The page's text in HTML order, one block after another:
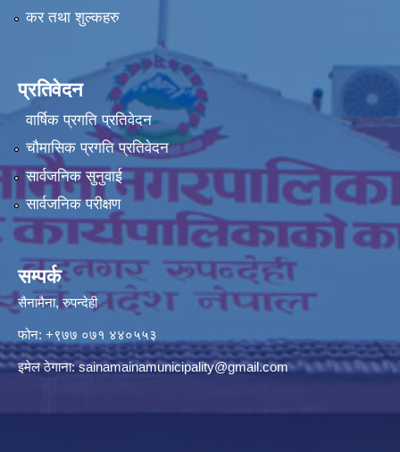
कर तथा शुल्कहरु
प्रतिवेदन
वार्षिक प्रगति प्रतिवेदन
चौमासिक प्रगति प्रतिवेदन
सार्वजनिक सुनुवाई
सार्वजनिक परीक्षण
सम्पर्क
सैनामैना, रुपन्देही
फोन: +९७७ ०७१ ४४०५५३
इमेल ठेगाना:sainamainamunicipality@gmail.com